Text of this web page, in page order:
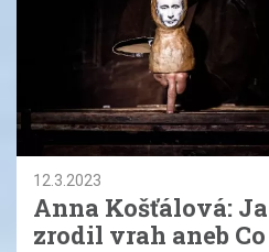
12.3.2023
Anna Košťálová:
zrodil vrah aneb